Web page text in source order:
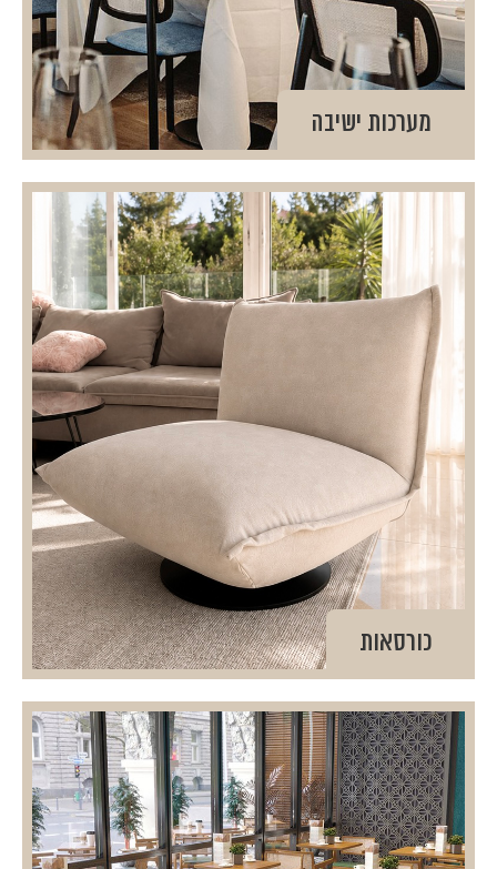
מערכות ישיבה
כורסאות